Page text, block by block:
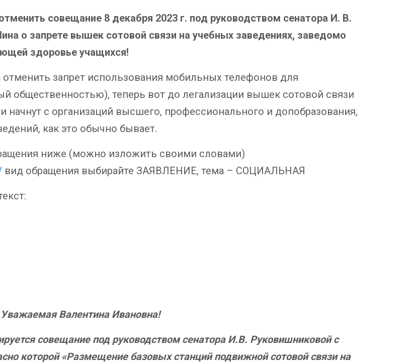
совещание 8 декабря 2023 г. под руководством сенатора И. В.
о запрете вышек сотовой связи на учебных заведениях, заведомо
здоровье учащихся!
запрет использования мобильных телефонов для
общественностью), теперь вот до легализации вышек сотовой связи
начнут с организаций высшего, профессионального и допобразования,
как это обычно бывает.
ниже (можно изложить своими словами)
вид обращения выбирайте ЗАЯВЛЕНИЕ, тема – СОЦИАЛЬНАЯ
Уважаемая Валентина Ивановна!
совещание под руководством сенатора И.В. Руковишниковой с
которой «Размещение базовых станций подвижной сотовой связи на